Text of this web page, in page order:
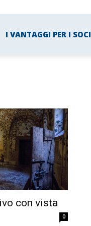
I VANTAGGI PER I SOCI
con vista
0